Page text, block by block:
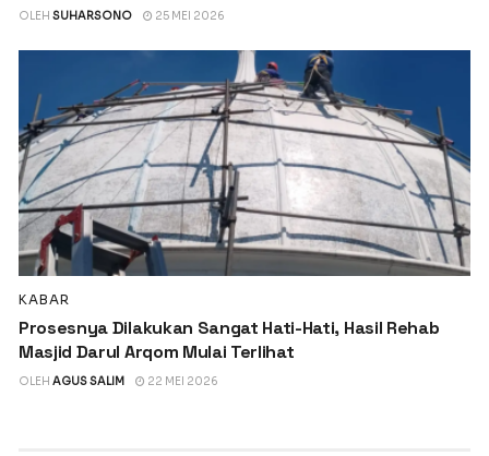
OLEH SUHARSONO 25 MEI 2026
KABAR
Prosesnya Dilakukan Sangat Hati-Hati, Hasil Rehab
Masjid Darul Arqom Mulai Terlihat
OLEH AGUS SALIM 22 MEI 2026